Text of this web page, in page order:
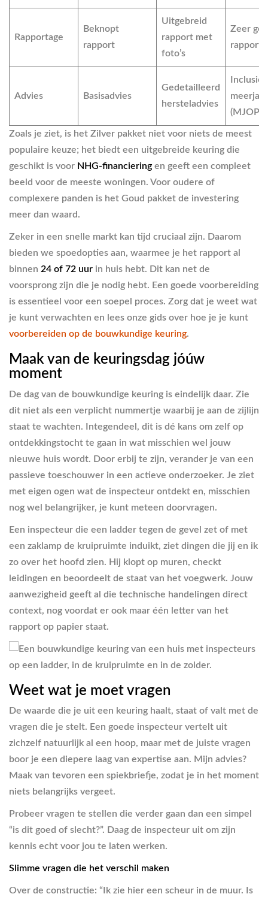
Rapportage
Beknopt
rapport
Uitgebreid
rapport met
foto’s
Zeer
rapport
Advies Basisadvies
Gedetailleerd
hersteladvies
Inclusief
(MJOP)
Zoals je ziet, is het Zilver pakket niet voor niets de meest
populaire keuze; het biedt een uitgebreide keuring die
geschikt is voor NHG-financiering en geeft een compleet
beeld voor de meeste woningen. Voor oudere of
complexere panden is het Goud pakket de investering
meer dan waard.
Zeker in een snelle markt kan tijd cruciaal zijn. Daarom
bieden we spoedopties aan, waarmee je het rapport al
binnen 24 of 72 uur in huis hebt. Dit kan net de
voorsprong zijn die je nodig hebt. Een goede voorbereiding
is essentieel voor een soepel proces. Zorg dat je weet wat
je kunt verwachten en lees onze gids over hoe je je kunt
voorbereiden op de bouwkundige keuring.
Maak van de keuringsdag jóúw
moment
De dag van de bouwkundige keuring is eindelijk daar. Zie
dit niet als een verplicht nummertje waarbij je aan de zijlijn
staat te wachten. Integendeel, dit is dé kans om zelf op
ontdekkingstocht te gaan in wat misschien wel jouw
nieuwe huis wordt. Door erbij te zijn, verander je van een
passieve toeschouwer in een actieve onderzoeker. Je ziet
met eigen ogen wat de inspecteur ontdekt en, misschien
nog wel belangrijker, je kunt meteen doorvragen.
Een inspecteur die een ladder tegen de gevel zet of met
een zaklamp de kruipruimte induikt, ziet dingen die jij en ik
zo over het hoofd zien. Hij klopt op muren, checkt
leidingen en beoordeelt de staat van het voegwerk. Jouw
aanwezigheid geeft al die technische handelingen direct
context, nog voordat er ook maar één letter van het
rapport op papier staat.
Weet wat je moet vragen
De waarde die je uit een keuring haalt, staat of valt met de
vragen die je stelt. Een goede inspecteur vertelt uit
zichzelf natuurlijk al een hoop, maar met de juiste vragen
boor je een diepere laag van expertise aan. Mijn advies?
Maak van tevoren een spiekbriefje, zodat je in het moment
niets belangrijks vergeet.
Probeer vragen te stellen die verder gaan dan een simpel
“is dit goed of slecht?”. Daag de inspecteur uit om zijn
kennis echt voor jou te laten werken.
Slimme vragen die het verschil maken
Over de constructie: “Ik zie hier een scheur in de muur. Is